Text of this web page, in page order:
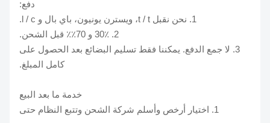
3. لا جمع الدفع. يمكننا فقط تسليم البضائع بعد الحصول على
كامل المبلغ.
خدمة ما بعد البيع
1. اختيار أرخص وأسلم شركة الشحن وتتبع النظام حتى